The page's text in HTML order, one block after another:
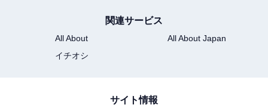
関連サービス
All About
All About Japan
イチオシ
サイト情報